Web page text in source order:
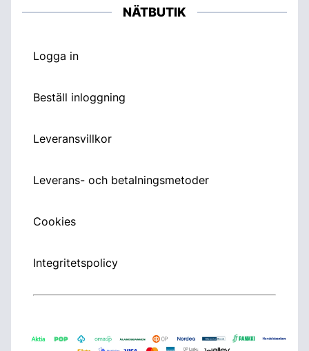
NÄTBUTIK
Logga in
Beställ inloggning
Leveransvillkor
Leverans- och betalningsmetoder
Cookies
Integritetspolicy